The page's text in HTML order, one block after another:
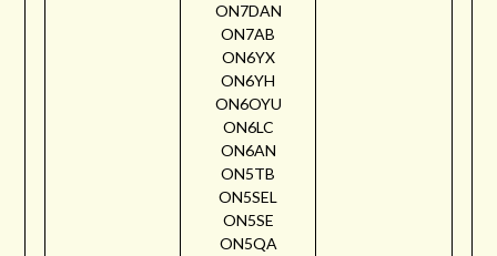
ON7DAN
ON7AB
ON6YX
ON6YH
ON6OYU
ON6LC
ON6AN
ON5TB
ON5SEL
ON5SE
ON5QA